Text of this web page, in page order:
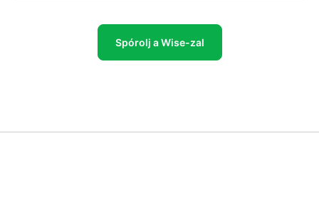
Spórolj a Wise-zal